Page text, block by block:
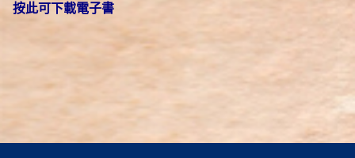
按此可下載電子書